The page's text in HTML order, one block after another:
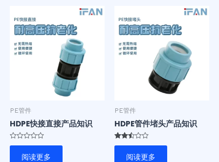
PE管件
HDPE快接直接产品知识
评
阅读更多
PE管件
HDPE管件堵头产品知识
评分
&sol;阅读更多